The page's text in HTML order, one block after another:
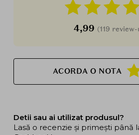
4,99 (119
ACORDA O NOTA
Detii sau ai utilizat produsul?
Lasă o recenzie și primești până